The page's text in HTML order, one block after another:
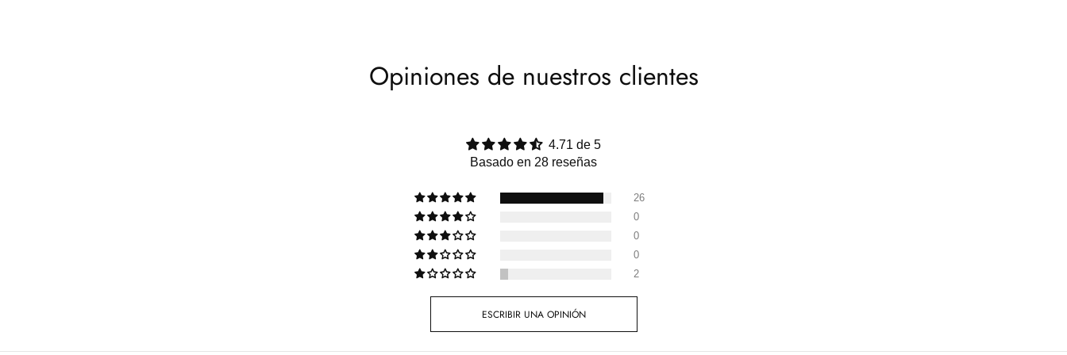
Opiniones de nuestros clientes
4.71 de 5
Basado en 28 reseñas
26
0
0
0
2
ESCRIBIR UNA OPINIÓN